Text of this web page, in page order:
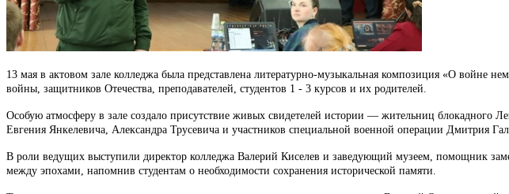
13 мая в актовом зале колледжа была представлена литературно-музыкальная композиция «О войне
войны, защитников Отечества, преподавателей, студентов 1 - 3 курсов и их родителей.
Особую атмосферу в зале создало присутствие живых свидетелей истории — жительниц
Евгения Янкелевича, Александра Трусевича и участников специальной военной операции Дмитрия
В роли ведущих выступили директор колледжа Валерий Киселев и заведующий музеем, помощник
между эпохами, напомнив студентам о необходимости сохранения исторической памяти.